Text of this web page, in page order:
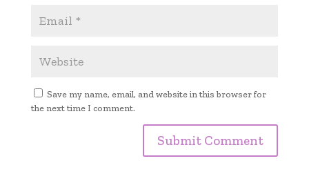
Save my name, email, and website in this browser for
the next time I comment.